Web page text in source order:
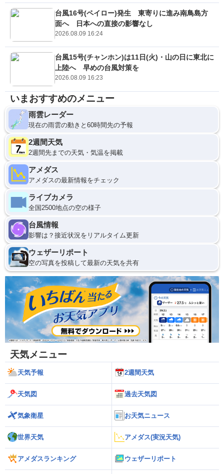
台風16号(ペイロー)発生 東寄りに進み南鳥島方
面へ 日本への直接の影響なし
2026.08.09 16:24
台風15号(チャンホン)は11日(火)・山の日に東北に
上陸へ 早めの台風対策を
2026.08.09 16:23
いまおすすめのメニュー
雨雲レーダー
現在の雨雲の動きと60時間先の予報
2週間天気
2週間先までの天気・気温を掲載
アメダス
アメダスの最新情報をチェック
ライブカメラ
全国2500地点の空の様子
台風情報
影響は？接近状況をリアルタイム更新
ウェザーリポート
空の写真を投稿して最新の天気を共有
天気メニュー
天気予報 2週間天気
天気図 過去天気図
気象衛星 お天気ニュース
世界天気 アメダス(実況天気)
アメダスランキング ウェザーリポート